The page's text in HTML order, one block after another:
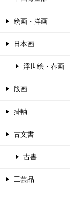
絵画・洋画
日本画
浮世絵・春画
版画
掛軸
古文書
古書
工芸品